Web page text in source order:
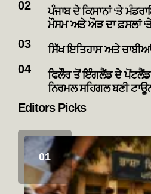
ਪੰਜਾਬ ਦੇ ਕਿਸਾਨਾਂ ‘ਤੇ
ਮੌਸਮ ਅਤੇ ਔੜ ਦਾ ਫ਼ਸਲਾਂ
ਸਿੱਖ ਇਤਿਹਾਸ ਅਤੇ
ਫਿਲੌਰ ਤੋਂ ਇੰਗਲੈਂਡ ਦੇ ਪੋਂਟਲੈਂਡ
ਨਿਰਮਲ ਸਹਿਗਲ ਬਣੀ
Editors Picks